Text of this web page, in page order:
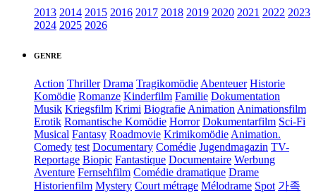
2013 2014 2015 2016 2017 2018 2019 2020 2021 2022 2023
2024 2025 2026
GENRE
Action Thriller Drama TragikomödieAbenteuer Historie
Komödie Romanze Kinderfilm Familie Dokumentation
Musik Kriegsfilm Krimi BiografieAnimationAnimationsfilm
Erotik Romantische Komödie Horror Dokumentarfilm Sci-Fi
Musical Fantasy Roadmovie KrimikomödieAnimation.
Comedy test Documentary Comédie Jugendmagazin TV-
Reportage Biopic Fantastique Documentaire Werbung
Aventure Fernsehfilm Comédie dramatique Drame
Historienfilm Mystery Court métrage Mélodrame Spot 가족